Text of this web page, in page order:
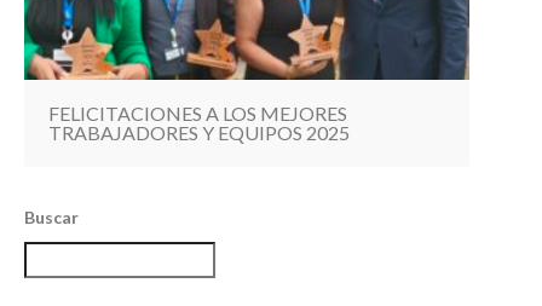
FELICITACIONES A LOS MEJORES
TRABAJADORES Y EQUIPOS 2025
Buscar